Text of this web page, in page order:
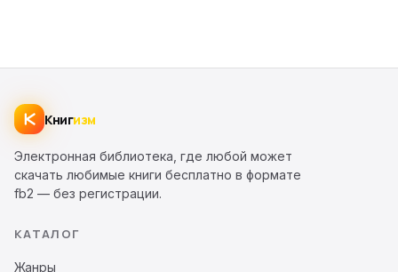
Книгизм
Электронная библиотека, где любой может
скачать любимые книги бесплатно в формате
fb2 — без регистрации.
КАТАЛОГ
Жанры